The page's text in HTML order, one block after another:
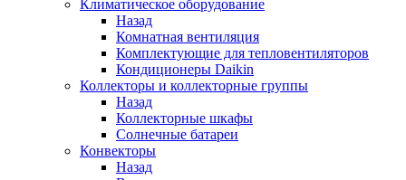
Климатическое оборудование
Назад
Комнатная вентиляция
Комплектующие для тепловентиляторов
Кондиционеры Daikin
Коллекторы и коллекторные группы
Назад
Коллекторные шкафы
Солнечные батареи
Конвекторы
Назад